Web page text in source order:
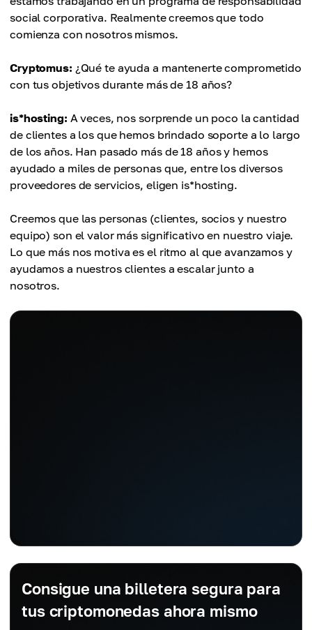
social corporativa. Realmente creemos que todo
comienza con nosotros mismos.
Cryptomus: ¿Qué te ayuda a mantenerte comprometido
con tus objetivos durante más de 18 años?
is*hosting: A veces, nos sorprende un poco la cantidad
de clientes a los que hemos brindado soporte a lo largo
de los años. Han pasado más de 18 años y hemos
ayudado a miles de personas que, entre los diversos
proveedores de servicios, eligen is*hosting.
Creemos que las personas (clientes, socios y nuestro
equipo) son el valor más significativo en nuestro viaje.
Lo que más nos motiva es el ritmo al que avanzamos y
ayudamos a nuestros clientes a escalar junto a
nosotros.
Consigue una billetera segura para
tus criptomonedas ahora mismo